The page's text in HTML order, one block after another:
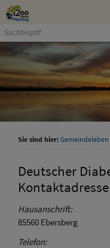
Zum Inhalt
Sie sind hier: Gemeindeleben
Deutscher
Hausanschrift:
85560 Ebersberg
Telefon:
schließen